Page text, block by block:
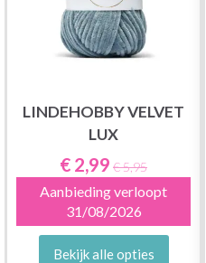
LINDEHOBBY VELVET
LUX
€ 2,99 € 5,95
Aanbieding verloopt
31/08/2026
Bekijk alle opties